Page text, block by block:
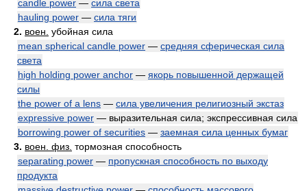
candle power — сила света
hauling power — сила тяги
2. воен. убойная сила
mean spherical candle power — средняя сферическая сила
света
high holding power anchor — якорь повышенной держащей
силы
the power of a lens — сила увеличения религиозный экстаз
expressive power — выразительная сила; экспрессивная сила
borrowing power of securities — заемная сила ценных бумаг
3. воен. физ. тормозная способность
separating power — пропускная способность по выходу
продукта